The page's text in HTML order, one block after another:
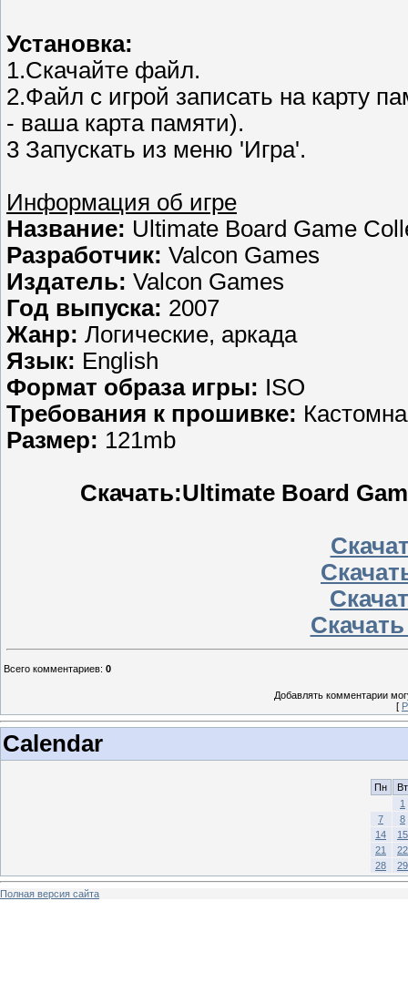
Установка:
1.Скачайте файл.
2.Файл с игрой записать на карту
- ваша карта памяти).
3 Запускать из меню 'Игра'.
Информация об игре
Название: Ultimate Board Game
Разработчик: Valcon Games
Издатель: Valcon Games
Год выпуска: 2007
Жанр: Логические, аркада
Язык: English
Формат образа игры: ISO
Требования к прошивке:
Размер: 121mb
Скачать:Ultimate Board
Всего комментариев: 0
Добавлять комментарии
[
Calendar
Пн
Вт
1
7
8
14
15
21
22
28
29
Полная версия сайта